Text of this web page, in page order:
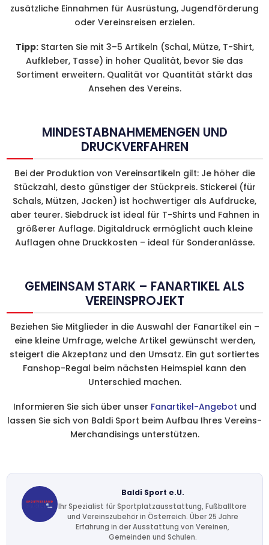
zusätzliche Einnahmen für Ausrüstung, Jugendförderung
oder Vereinsreisen erzielen.
Tipp:Starten Sie mit 3–5 Artikeln (Schal, Mütze, T-Shirt,
Aufkleber, Tasse) in hoher Qualität, bevor Sie das
Sortiment erweitern. Qualität vor Quantität stärkt das
Ansehen des Vereins.
MINDESTABNAHMEMENGEN UND
DRUCKVERFAHREN
Bei der Produktion von Vereinsartikeln gilt: Je höher die
Stückzahl, desto günstiger der Stückpreis. Stickerei (für
Schals, Mützen, Jacken) ist hochwertiger als Aufdrucke,
aber teurer. Siebdruck ist ideal für T-Shirts und Fahnen in
größerer Auflage. Digitaldruck ermöglicht auch kleine
Auflagen ohne Druckkosten – ideal für Sonderanlässe.
GEMEINSAM STARK – FANARTIKEL ALS
VEREINSPROJEKT
Beziehen Sie Mitglieder in die Auswahl der Fanartikel ein –
eine kleine Umfrage, welche Artikel gewünscht werden,
steigert die Akzeptanz und den Umsatz. Ein gut sortiertes
Fanshop-Regal beim nächsten Heimspiel kann den
Unterschied machen.
Informieren Sie sich über unser Fanartikel-Angebot und
lassen Sie sich von Baldi Sport beim Aufbau Ihres Vereins-
Merchandisings unterstützen.
Baldi Sport e.U.
Ihr Spezialist für Sportplatzausstattung, Fußballtore
und Vereinszubehör in Österreich. Über 25 Jahre
Erfahrung in der Ausstattung von Vereinen,
Gemeinden und Schulen.